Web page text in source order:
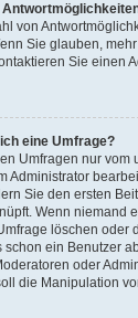
von
Sie glauben,
Sie einen
eine Umfrage?
Umfragen nur vom
Administrator
Sie den ersten
Wenn niemand
löschen oder
ein Benutzer
oder
die Manipulation